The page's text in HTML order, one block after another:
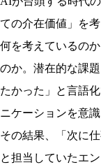
ての介在価値」を
何を考えているの
のか。潜在的な課
たかった」と言語
ニケーションを意識
その結果、「次に
と担当していたエ